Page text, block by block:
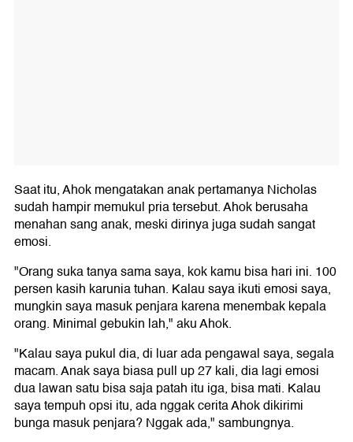
Saat itu, Ahok mengatakan anak pertamanya Nicholas
sudah hampir memukul pria tersebut. Ahok berusaha
menahan sang anak, meski dirinya juga sudah sangat
emosi.
"Orang suka tanya sama saya, kok kamu bisa hari ini. 100
persen kasih karunia tuhan. Kalau saya ikuti emosi saya,
mungkin saya masuk penjara karena menembak kepala
orang. Minimal gebukin lah," aku Ahok.
"Kalau saya pukul dia, di luar ada pengawal saya, segala
macam. Anak saya biasa pull up 27 kali, dia lagi emosi
dua lawan satu bisa saja patah itu iga, bisa mati. Kalau
saya tempuh opsi itu, ada nggak cerita Ahok dikirimi
bunga masuk penjara? Nggak ada," sambungnya.